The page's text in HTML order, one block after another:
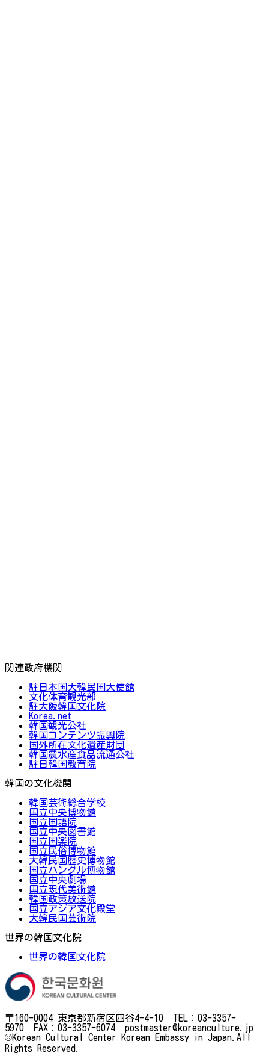
関連政府機関
駐日本国大韓民国大使館
文化体育観光部
駐大阪韓国文化院
Korea.net
韓国観光公社
韓国コンテンツ振興院
国外所在文化遺産財団
韓国農水産食品流通公社
駐日韓国教育院
韓国の文化機関
韓国芸術総合学校
国立中央博物館
国立国語院
国立中央図書館
国立国楽院
国立民俗博物館
大韓民国歴史博物館
国立ハングル博物館
国立中央劇場
国立現代美術館
韓国政策放送院
国立アジア文化殿堂
大韓民国芸術院
世界の韓国文化院
世界の韓国文化院
〒160-0004 東京都新宿区四谷4-4-10 TEL：03-3357-
5970 FAX：03-3357-6074 postmaster@koreanculture.jp
©Korean Cultural Center Korean Embassy in Japan.All
Rights Reserved.